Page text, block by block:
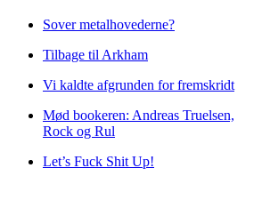
Sover metalhovederne?
Tilbage til Arkham
Vi kaldte afgrunden for fremskridt
Mød bookeren: Andreas Truelsen,
Rock og Rul
Let’s Fuck Shit Up!